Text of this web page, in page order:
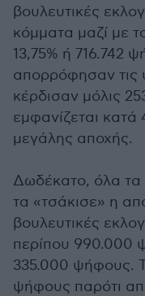
βουλευτικές
κόμματα μαζί με
13,75% ή 716.742
απορρόφησαν τις
κέρδισαν μόλις
εμφανίζεται
μεγάλης αποχής.
Δωδέκατο, όλα τα
τα «τσάκισε» η
βουλευτικές
περίπου 990.000
335.000 ψήφους.
ψήφους παρότι